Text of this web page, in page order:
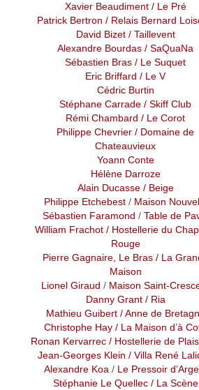
Xavier Beaudiment/ Le Pré
Patrick Bertron / Relais Bernard
David Bizet/ Taillevent
Alexandre Bourdas / SaQuaNa
Sébastien Bras/ Le Suquet
Eric Briffard / Le V
Cédric Burtin
Stéphane Carrade / Skiff Club
Rémi Chambard/ Le Corot
Philippe Chevrier / Domaine de
Chateauvieux
Yoann Conte
Hélène Darroze
Alain Ducasse/ Beige
Philippe Etchebest / Maison
Sébastien Faramond / Table de
William Frachot / Hostellerie du
Rouge
Pierre Gagnaire, Le Bras/ La
Maison
Lionel Giraud / Maison Saint-
Danny Grant/ Ria
Mathieu Guibert/ Anne de
Christophe Hay / La Maison d’à
Ronan Kervarrec/ Hostellerie de
Jean-Georges Klein / Villa René
Alexandre Koa / Le Pressoir
Stéphanie Le Quellec/ La Scène